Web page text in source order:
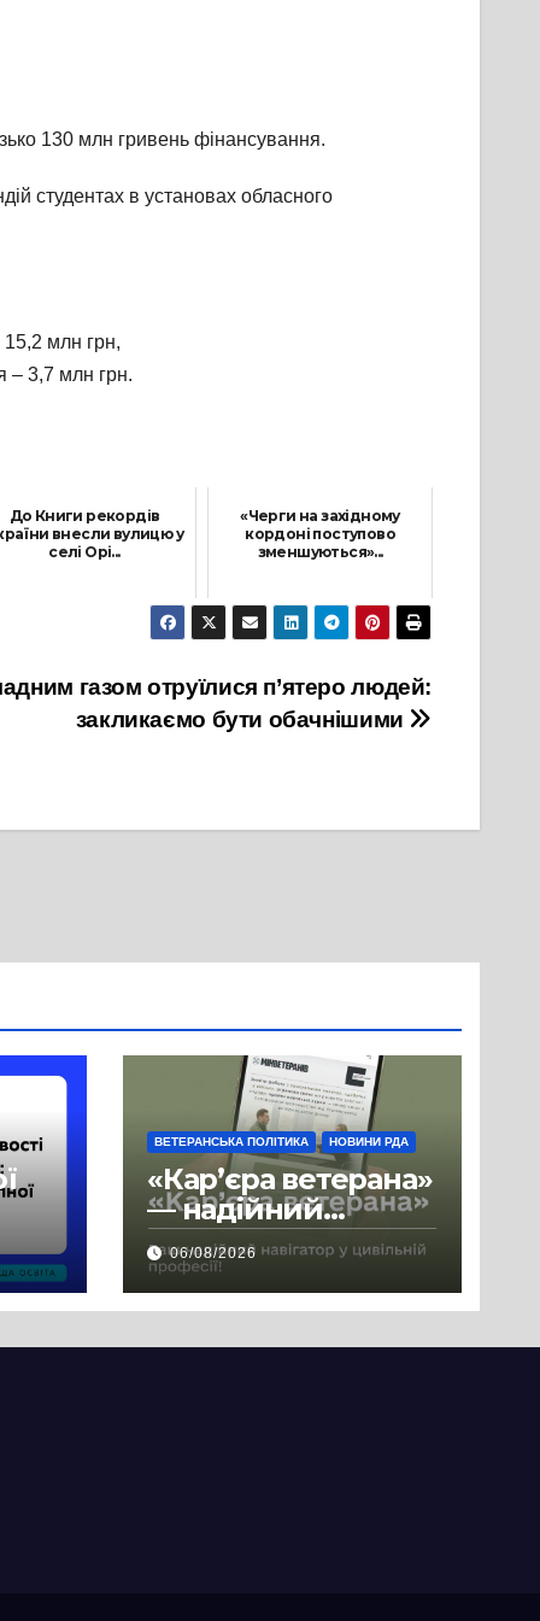
130 млн гривень фінансування.
студентах в установах обласного
15,2 млн грн,
– 3,7 млн грн.
До Книги рекордів
внесли вулицю у
селі Орі...
«Черги на західному
кордоні поступово
зменшуються»...
1 Березня, 2022
газом отруїлися п’ятеро людей:
закликаємо бути обачнішими
ВЕТЕРАНСЬКА ПОЛІТИКА НОВИНИ РДА
«Кар’єра ветерана»
— надійний
навігатор у
цивільній професії
06/08/2026